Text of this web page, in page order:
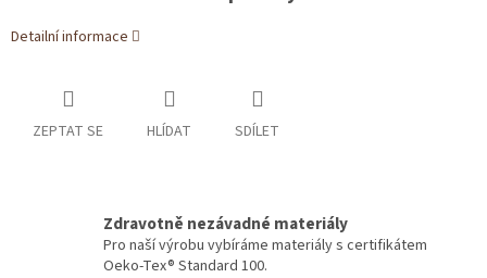
Detailní informace
ZEPTAT SE HLÍDAT SDÍLET
Zdravotně nezávadné materiály
Pro naší výrobu vybíráme materiály s certifikátem
Oeko-Tex® Standard 100.